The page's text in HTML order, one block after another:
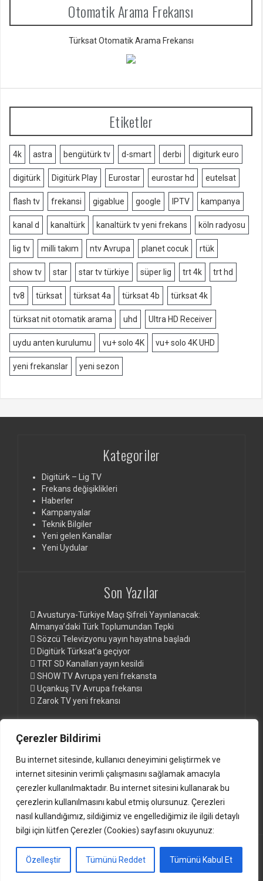
Çerezler Bildirimi
Bu internet sitesinde, kullanıcı deneyimini geliştirmek ve
internet sitesinin verimli çalışmasını sağlamak amacıyla
çerezler kullanılmaktadır. Bu internet sitesini kullanarak bu
çerezlerin kullanılmasını kabul etmiş olursunuz. Çerezleri
nasıl kullandığımız, sildiğimiz ve engellediğimiz ile ilgili detaylı
bilgi için lütfen Çerezler (Cookies) sayfasını okuyunuz:
Özelleştir Tümünü Reddet Tümünü Kabul Et
Otomatik Arama Frekansı
Türksat Otomatik Arama Frekansı
Etiketler
4k astra bengütürk tv d-smart derbi digiturk euro
digitürk Digitürk Play Eurostar eurostar hd eutelsat
flash tv frekansi gigablue google IPTV kampanya
kanal d kanaltürk kanaltürk tv yeni frekans köln radyosu
lig tv milli takım ntv Avrupa planet cocuk rtük
show tv star star tv türkiye süper lig trt 4k trt hd
tv8 türksat türksat 4a türksat 4b türksat 4k
türksat nit otomatik arama uhd Ultra HD Receiver
uydu anten kurulumu vu+ solo 4K vu+ solo 4K UHD
yeni frekanslar yeni sezon
Kategoriler
Digitürk – Lig TV
Frekans değişiklikleri
Haberler
Kampanyalar
Teknik Bilgiler
Yeni gelen Kanallar
Yeni Uydular
Son Yazılar
Avusturya-Türkiye Maçı Şifreli Yayınlanacak:
Almanya’daki Türk Toplumundan Tepki
Sözcü Televizyonu yayın hayatına başladı
Digitürk Türksat’a geçiyor
TRT SD Kanalları yayın kesildi
SHOW TV Avrupa yeni frekansta
Uçankuş TV Avrupa frekansı
Zarok TV yeni frekansı
Digitürk Kanal Listesi ve Frekansları
Güncel Türksat Frekansları www.anten.de
(c)2000-2024 www.anten.de |Impressum